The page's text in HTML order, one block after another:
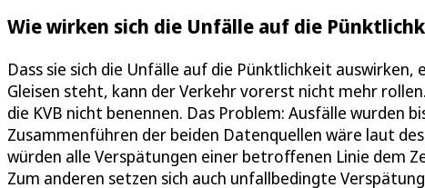
Wie wirken sich die Unfälle auf die
Dass sie sich die Unfälle auf die Pünktlichkeit
Gleisen steht, kann der Verkehr vorerst nicht mehr
die KVB nicht benennen. Das Problem: Ausfälle
Zusammenführen der beiden Datenquellen wäre laut
würden alle Verspätungen einer betroffenen Linie dem
Zum anderen setzen sich auch unfallbedingte